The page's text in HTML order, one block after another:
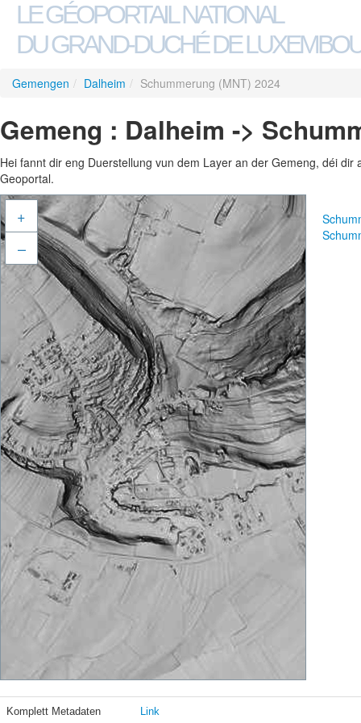
LE GÉOPORTAIL NATIONAL
DU GRAND-DUCHÉ DE
Gemengen / Dalheim / Schummerung (MNT) 2024
Gemeng : Dalheim ->
Hei fannt dir eng Duerstellung vun dem Layer an der Gemeng, déi
Geoportal.
+
–
Komplett Metadaten Link